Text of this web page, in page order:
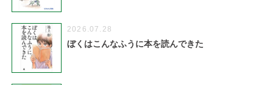
2026.07.28
ぼくはこんなふうに本を読んできた